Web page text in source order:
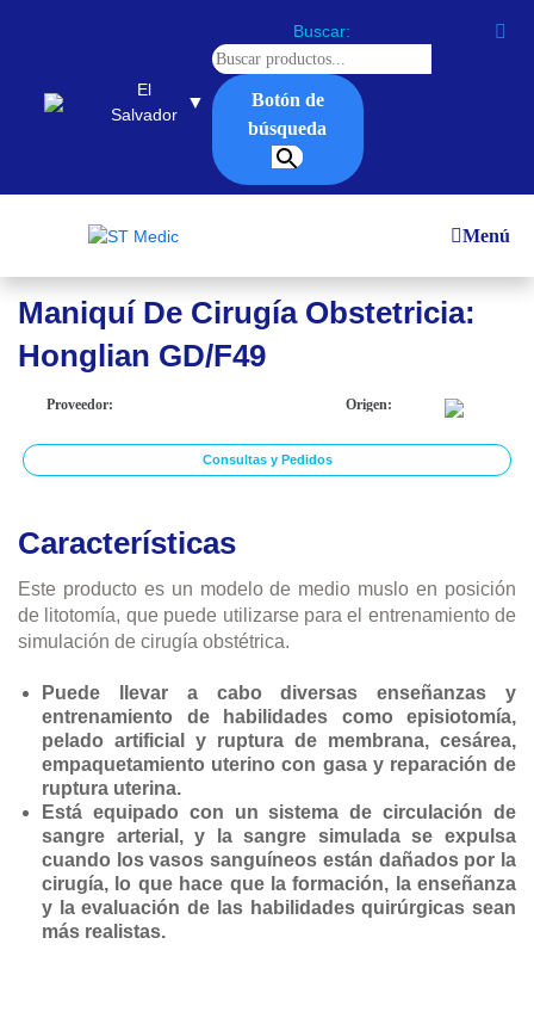
El
Salvador
▼
Buscar:
Botón de
búsqueda
Menú
Inicio/El Salvador/Simuladores/Materno e infantil/
Maniquí De Cirugía Obstetricia: Honglian GD/F49
Maniquí De Cirugía Obstetricia:
Honglian GD/F49
Proveedor: Origen:
Consultas y Pedidos
Características
Este producto es un modelo de medio muslo en posición
de litotomía, que puede utilizarse para el entrenamiento de
simulación de cirugía obstétrica.
Puede llevar a cabo diversas enseñanzas y
entrenamiento de habilidades como episiotomía,
pelado artificial y ruptura de membrana, cesárea,
empaquetamiento uterino con gasa y reparación de
ruptura uterina.
Está equipado con un sistema de circulación de
sangre arterial, y la sangre simulada se expulsa
cuando los vasos sanguíneos están dañados por la
cirugía, lo que hace que la formación, la enseñanza
y la evaluación de las habilidades quirúrgicas sean
más realistas.